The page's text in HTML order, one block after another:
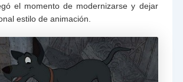
el momento de modernizarse y dejar
estilo de animación.